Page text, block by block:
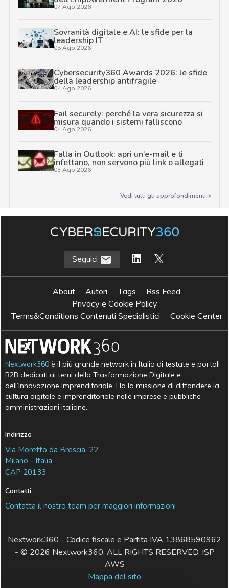
07 Ago 2026
Sovranità digitale e AI: le sfide per la
leadership IT
05 Ago 2026
Cybersecurity360 Awards 2026: le sfide
della leadership antifragile
04 Ago 2026
Fail securely: perché la vera sicurezza si
misura quando i sistemi falliscono
04 Ago 2026
Falla in Outlook: apri un’e-mail e ti
infettano, non servono più link o allegati
03 Ago 2026
Vedi tutti gli approfondimenti >
Seguici
About Autori Tags
Rss Feed
Privacy e Cookie Policy
Terms&Conditions Contenuti Specialistici
Cookie Center
Nextwork360 è il più grande network in Italia di testate e portali
B2B dedicati ai temi della Trasformazione Digitale e
dell’Innovazione Imprenditoriale. Ha la missione di diffondere la
cultura digitale e imprenditoriale nelle imprese e pubbliche
amministrazioni italiane.
Indirizzo
Via Moretto da Brescia, 22
Milano - Italia
CAP 20133
Contatti
Contatta il nostro team per maggiori informazioni
Nextwork360 - Codice fiscale e Partita IVA 13868590962
- © 2026 Nextwork360. ALL RIGHTS RESERVED. ISP
AWS
Mappa del sito